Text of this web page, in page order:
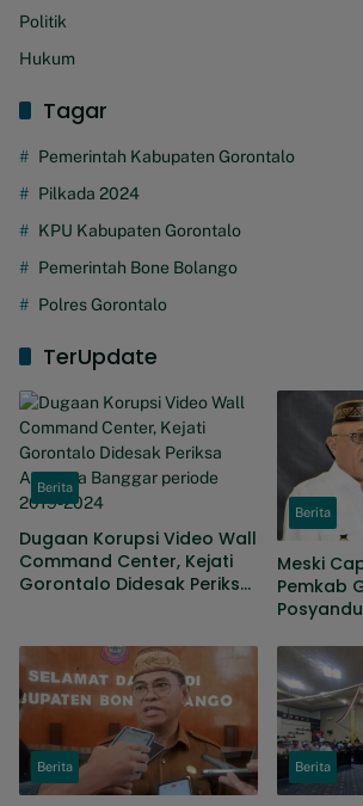
Politik
Hukum
Tagar
Pemerintah Kabupaten Gorontalo
Pilkada 2024
KPU Kabupaten Gorontalo
Pemerintah Bone Bolango
Polres Gorontalo
TerUpdate
Berita
Dugaan Korupsi Video Wall
Command Center, Kejati
Gorontalo Didesak Periksa
Berita
Meski
Pemkab
Berita Berita